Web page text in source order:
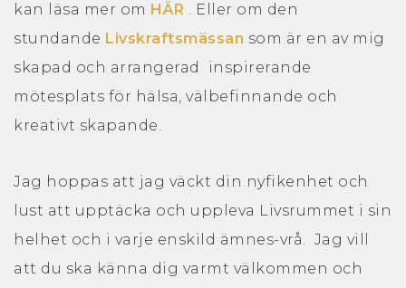
kan läsa mer om HÄR . Eller om den
stundande Livskraftsmässan som är en av mig
skapad och arrangerad inspirerande
mötesplats för hälsa, välbefinnande och
kreativt skapande.
Jag hoppas att jag väckt din nyfikenhet och
lust att upptäcka och uppleva Livsrummet i sin
helhet och i varje enskild ämnes-vrå. Jag vill
att du ska känna dig varmt välkommen och